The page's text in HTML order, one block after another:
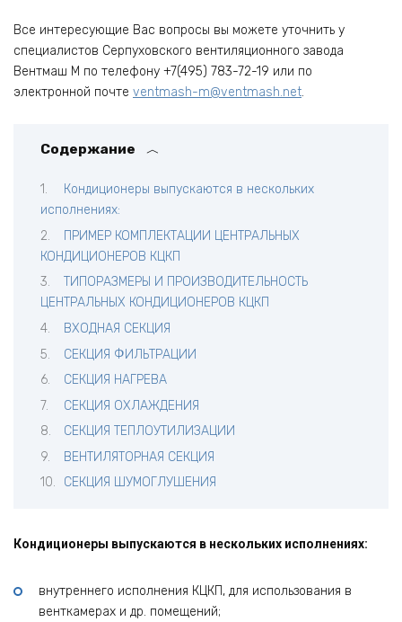
Все интересующие Вас вопросы вы можете уточнить у
специалистов Серпуховского вентиляционного завода
Вентмаш М по телефону +7(495) 783-72-19 или по
электронной почте ventmash-m@ventmash.net.
Содержание
Кондиционеры выпускаются в нескольких
исполнениях:
ПРИМЕР КОМПЛЕКТАЦИИ ЦЕНТРАЛЬНЫХ
КОНДИЦИОНЕРОВ КЦКП
ТИПОРАЗМЕРЫ И ПРОИЗВОДИТЕЛЬНОСТЬ
ЦЕНТРАЛЬНЫХ КОНДИЦИОНЕРОВ КЦКП
ВХОДНАЯ СЕКЦИЯ
СЕКЦИЯ ФИЛЬТРАЦИИ
СЕКЦИЯ НАГРЕВА
СЕКЦИЯ ОХЛАЖДЕНИЯ
СЕКЦИЯ ТЕПЛОУТИЛИЗАЦИИ
ВЕНТИЛЯТОРНАЯ СЕКЦИЯ
СЕКЦИЯ ШУМОГЛУШЕНИЯ
Кондиционеры выпускаются в нескольких исполнениях:
внутреннего исполнения КЦКП, для использования в
венткамерах и др. помещений;